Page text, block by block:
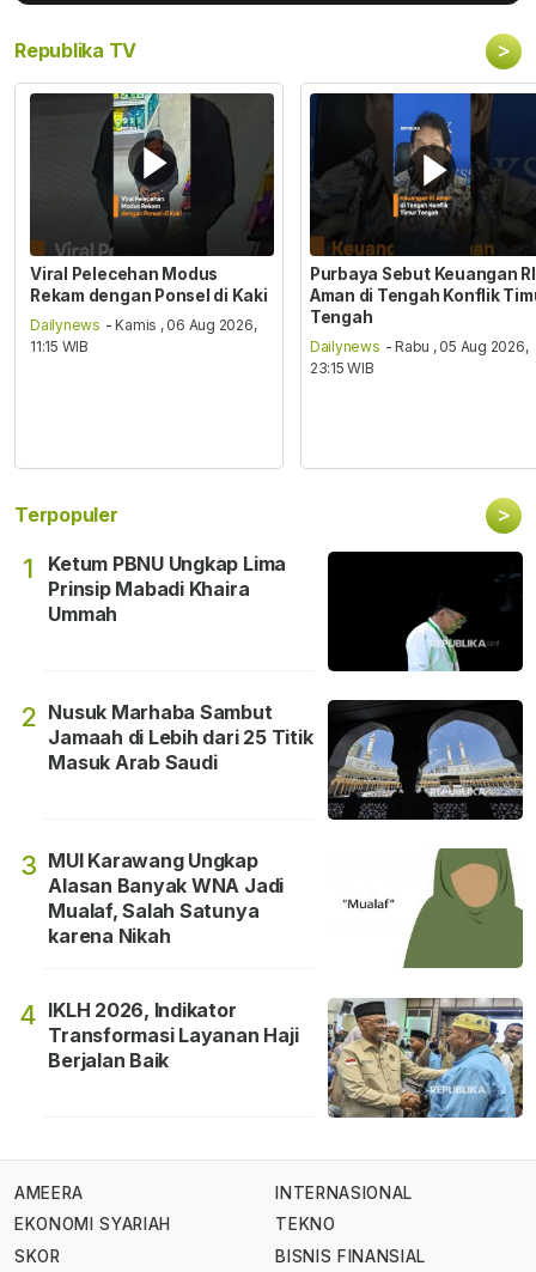
Republika TV >
Viral Pelecehan Modus
Rekam dengan Ponsel di Kaki
Dailynews - Kamis , 06 Aug 2026,
11:15 WIB
Purbaya Sebut Keuangan RI
Aman di Tengah Konflik
Tengah
Dailynews - Rabu , 05 Aug 2026,
23:15 WIB
Terpopuler >
1
Ketum PBNU Ungkap Lima
Prinsip Mabadi Khaira
Ummah
2 Nusuk Marhaba Sambut
Jamaah di Lebih dari 25 Titik
Masuk Arab Saudi
3 MUI Karawang Ungkap
Alasan Banyak WNA Jadi
Mualaf, Salah Satunya
karena Nikah
4 IKLH 2026, Indikator
Transformasi Layanan Haji
Berjalan Baik
AMEERA
EKONOMI SYARIAH
SKOR
INTERNASIONAL
TEKNO
BISNIS FINANSIAL